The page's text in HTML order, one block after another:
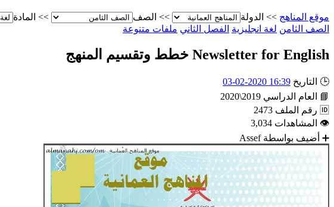
موقع المناهج >> الدولة >> الصف >> المادة
الصف الثامن لغة انجليزية الفصل الثاني ملفات متنوعة
Newsletter for English خطط وتقسيم المنهج
🕒 التاريخ 16:39 2020-02-03
📘
العام الدراسي 2019\2020
🆔 رقم الملف 2473
👁 المشاهدات 3,034
➕ أضيف بواسطة Assef